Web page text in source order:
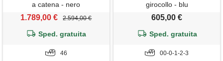
a catena - nero
1.789,00 € 2.594,00 €
Sped. gratuita
46
girocollo - blu
605,00 €
Sped. gratuita
00-0-1-2-3